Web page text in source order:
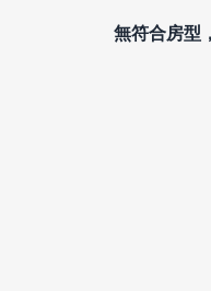
無符合房型